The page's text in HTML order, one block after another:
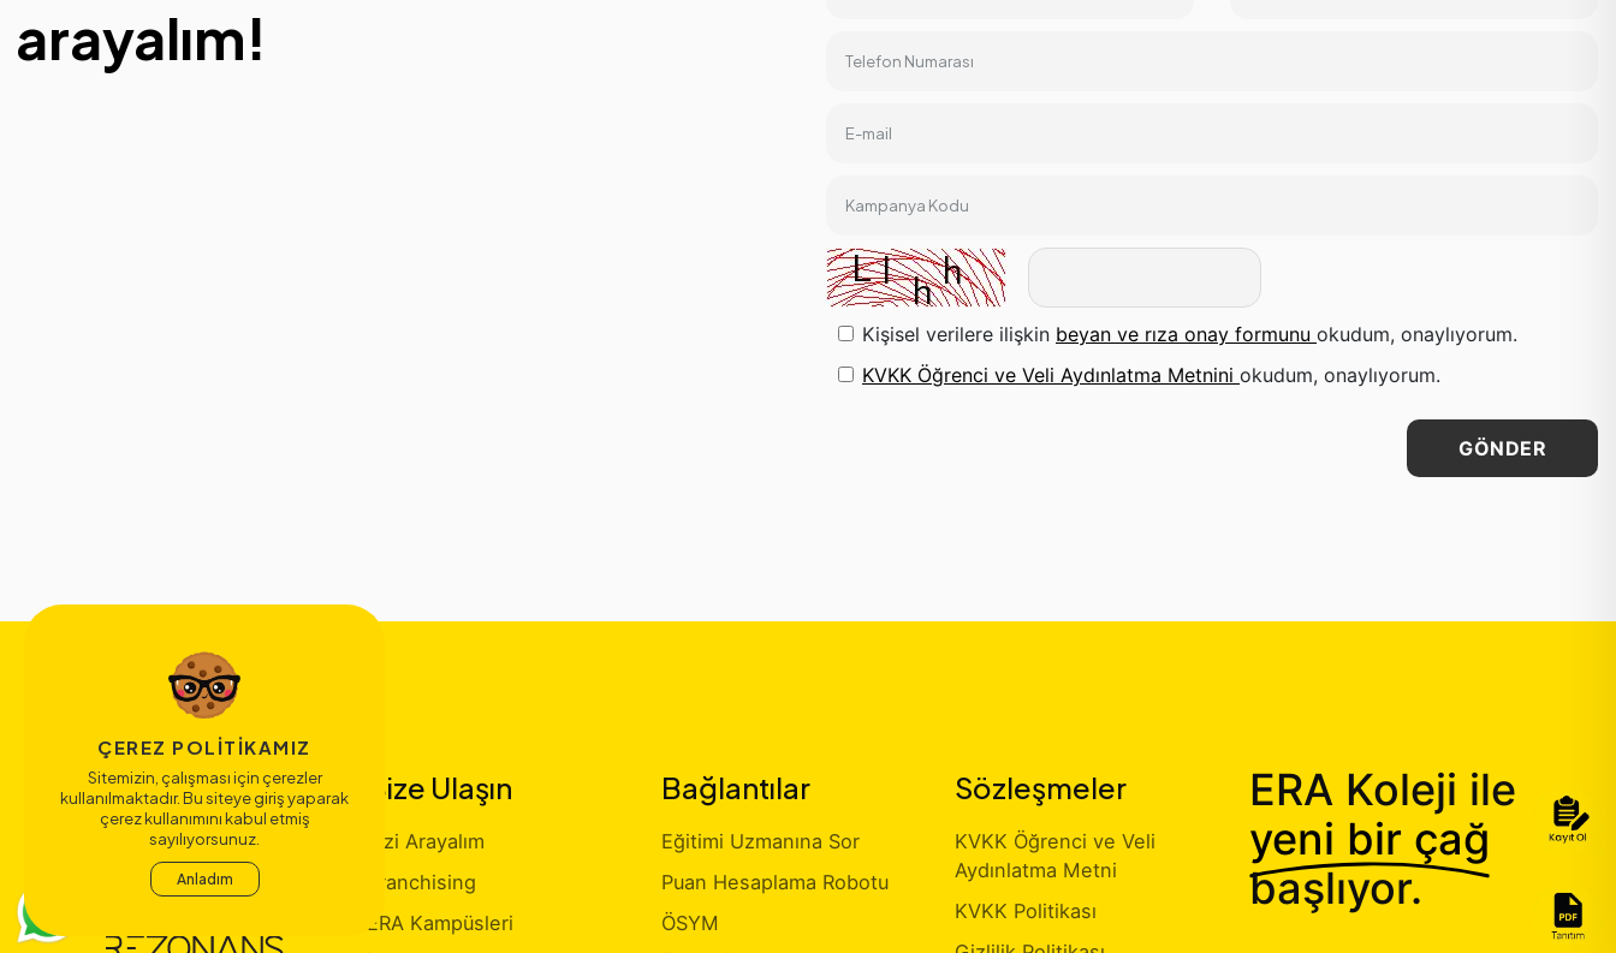
arayalım!
Telefon Numarası
E-mail
Kampanya Kodu
Kişisel verilere ilişkin beyan ve rıza onay formunu okudum, onaylıyorum.
KVKK Öğrenci ve Veli Aydınlatma Metnini okudum, onaylıyorum.
GÖNDER
Bize Ulaşın
Sizi Arayalım
Franchising
ERA Kampüsleri
Bağlantılar
Eğitimi Uzmanına Sor
Puan Hesaplama Robotu
ÖSYM
Sözleşmeler
KVKK Öğrenci ve Veli
Aydınlatma Metni
KVKK Politikası
ERA Koleji ile
yeni bir çağ
başlıyor.
ÇEREZ POLITIKAMIZ
Sitemizin, çalışması için çerezler
kullanılmaktadır. Bu siteye giriş yaparak
çerez kullanımını kabul etmiş
sayılıyorsunuz.
Anladım